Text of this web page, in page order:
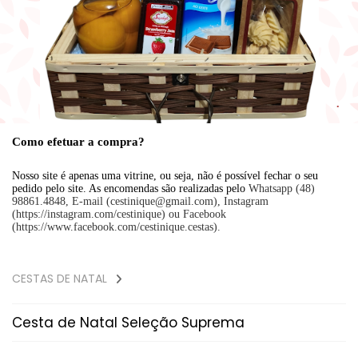
Como efetuar a compra?
Nosso site é apenas uma vitrine, ou seja, não é possível fechar o seu
pedido pelo site. As encomendas são realizadas pelo Whatsapp (48)
98861.4848, E-mail (cestinique@gmail.com), Instagram
(https://instagram.com/cestinique) ou Facebook
(https://www.facebook.com/cestinique.cestas).
CESTAS DE NATAL
Cesta de Natal Seleção Suprema